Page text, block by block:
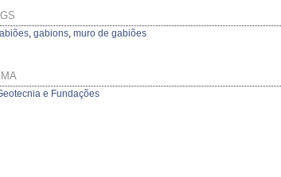
, gabions, muro de gabiões
e Fundações